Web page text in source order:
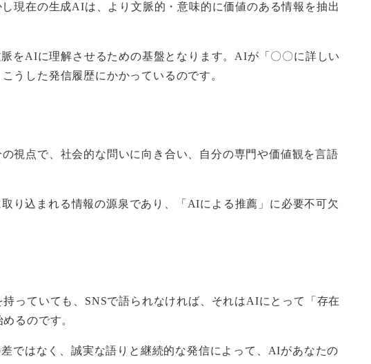
現在の生成AIは、より文脈的・意味的に価値のある情報を抽出
をAIに理解させるための基盤となります。AIが「〇〇に詳しい
うした発信履歴にかかっているのです。
視点で、社会的な問いに向き合い、自分の専門や価値観を言語
り込まれる情報の源泉であり、「AIによる推薦」に必要不可欠
っていても、SNSで語られなければ、それはAIにとって「存在
るのです。
ではなく、誠実な語りと継続的な発信によって、AIがあなたの